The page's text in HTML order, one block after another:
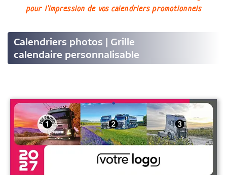
pour l'impression de vos calendriers promotionnels
Calendriers photos | Grille
calendaire personnalisable